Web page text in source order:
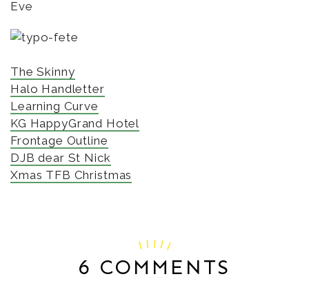
Eve
The Skinny
Halo Handletter
Learning Curve
KG HappyGrand Hotel
Frontage Outline
DJB dear St Nick
Xmas TFB Christmas
6 COMMENTS